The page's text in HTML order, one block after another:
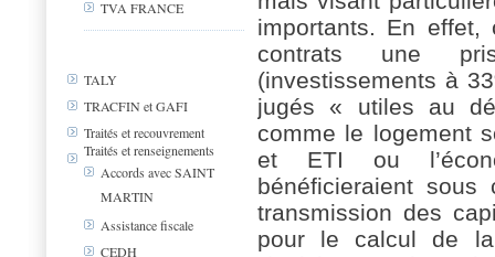
TVA FRANCE
TALY
TRACFIN et GAFI
Traités et recouvrement
Traités et renseignements
Accords avec SAINT
MARTIN
Assistance fiscale
CEDH
importants. En
contrats une
(investissements à
jugés « utiles au
comme le logement
et ETI ou
bénéficieraient
transmission des
pour le calcul de